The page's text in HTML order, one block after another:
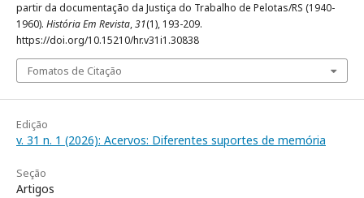
partir da documentação da Justiça do Trabalho de Pelotas/RS (1940-
1960). História Em Revista,31(1), 193-209.
https://doi.org/10.15210/hr.v31i1.30838
Fomatos de Citação
Edição
v. 31 n. 1 (2026): Acervos: Diferentes suportes de memória
Seção
Artigos